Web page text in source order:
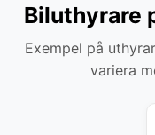
Biluthyrare
Exempel på
variera